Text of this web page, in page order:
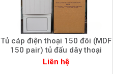
Tủ cáp điện thoại 150 đôi (MDF
150 pair) tủ đấu dây thoại
Liên hệ